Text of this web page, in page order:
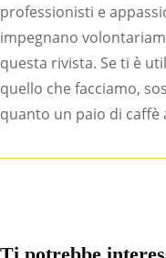
professionisti e
impegnano
questa rivista. Se ti è
quello che facciamo,
quanto un paio di caffè